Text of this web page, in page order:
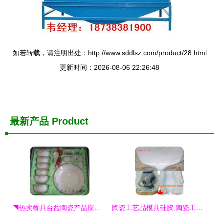
如若转载，请注明出处：http://www.sddlsz.com/product/28.html
更新时间：2026-08-06 22:26:48
最新产品 Product